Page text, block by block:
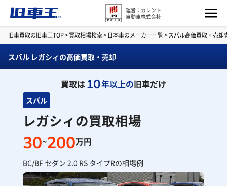
運営：カレント
自動車株式会社
旧車買取の旧車王TOP>買取相場検索> 日本車のメーカー一覧> スバル高価買取・売却
スバル レガシィの高価買取・売却
買取は10年以上の旧車だけ
スバル
レガシィの買取相場
30~200万円
BC/BF セダン 2.0 RS タイプRの相場例